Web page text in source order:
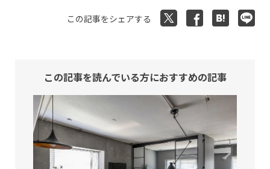
この記事をシェアする
この記事を読んでいる方におすすめの記事